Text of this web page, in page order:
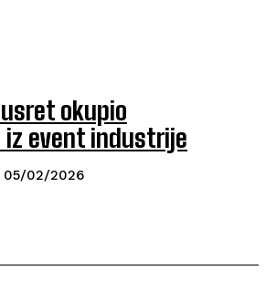
okupio
event industrije
05/02/2026